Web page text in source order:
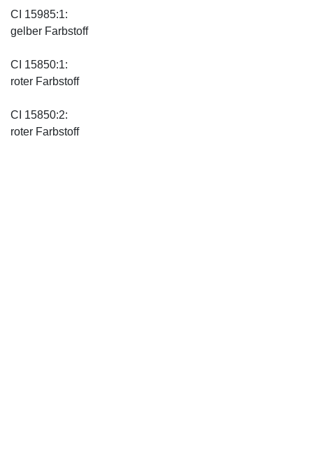
CI 15985:1:
gelber Farbstoff
CI 15850:1:
roter Farbstoff
CI 15850:2:
roter Farbstoff